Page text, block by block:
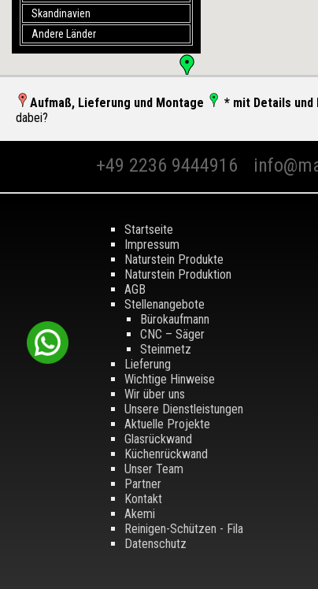
Skandinavien
Andere Länder
Aufmaß, Lieferung und Montage * mit Details und
dabei?
+49 2236 9444916
Startseite
Impressum
Naturstein Produkte
Naturstein Produktion
AGB
Stellenangebote
Bürokaufmann
CNC – Säger
Steinmetz
Lieferung
Wichtige Hinweise
Wir über uns
Unsere Dienstleistungen
Aktuelle Projekte
Glasrückwand
Küchenrückwand
Unser Team
Partner
Kontakt
Akemi
Reinigen-Schützen - Fila
Datenschutz